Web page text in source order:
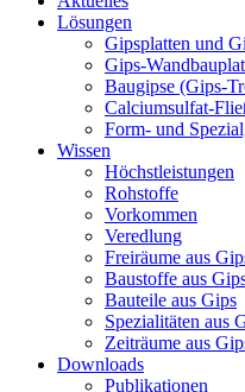
Lösungen
Gipsplatten und
Gips-
Baugipse (Gips-
Calciumsulfat-
Form- und
Wissen
Höchstleistungen
Rohstoffe
Vorkommen
Veredlung
Freiräume aus
Baustoffe aus
Bauteile aus Gips
Spezialitäten aus
Zeiträume aus
Downloads
Publikationen